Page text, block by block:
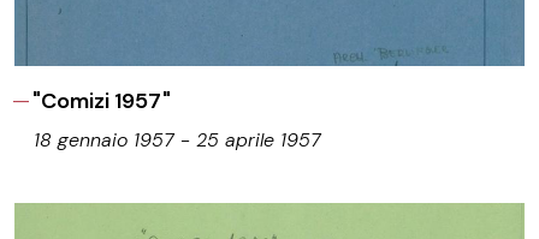
"Comizi 1957"
18 gennaio 1957 - 25 aprile 1957